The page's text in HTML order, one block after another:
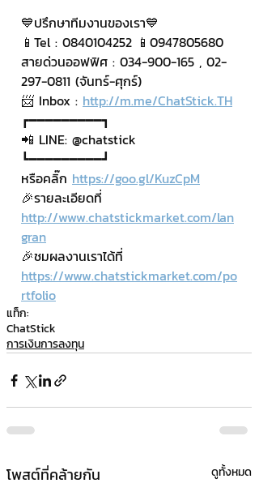
💙ปรึกษาทีมงานของเรา💙
📱Tel : 0840104252 📱0947805680
สายด่วนออฟฟิศ : 034-900-165 , 02-
297-0811 (จันทร์-ศุกร์)
📨 Inbox : http://m.me/ChatStick.TH
┏━━━━━━━━━┓
📲 LINE: @chatstick
┗━━━━━━━━━┛
หรือคลิ๊ก https://goo.gl/KuzCpM
🎉รายละเอียดที่
http://www.chatstickmarket.com/lan
gran
🎉ชมผลงานเราได้ที่
https://www.chatstickmarket.com/po
rtfolio
แท็ก:
ChatStick
การเงินการลงทุน
โพสต์ที่คล้ายกัน ดูทั้งหมด